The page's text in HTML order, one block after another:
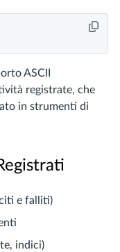
ASCII
registrate, che
in strumenti di
e falliti)
indici)